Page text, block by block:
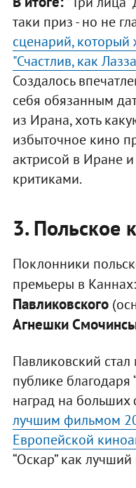
таки приз - но не
сценарий,
"Счастлив, как
Создалось
себя обязанным
из Ирана, хоть
избыточное кино
актрисой в Иране
критиками.
3. Польское
Поклонники
премьеры в Каннах:
Павликовского
Агнешки
Павликовский
публике благодаря
наград на больших
лучшим фильмом
Европейской
“Оскар” как